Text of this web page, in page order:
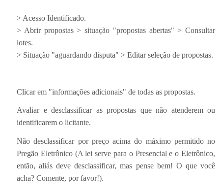
> Acesso Identificado.
> Abrir propostas > situação "propostas abertas" > Consultar
lotes.
> Situação "aguardando disputa" > Editar seleção de propostas.
Clicar em "informações adicionais" de todas as propostas.
Avaliar e desclassificar as propostas que não atenderem ou
identificarem o licitante.
Não desclassificar por preço acima do máximo permitido no
Pregão Eletrônico (A lei serve para o Presencial e o Eletrônico,
então, aliás deve desclassificar, mas pense bem! O que você
acha? Comente, por favor!).